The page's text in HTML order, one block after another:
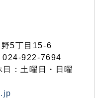
5丁目15-6
922-7694
：土曜日・日曜